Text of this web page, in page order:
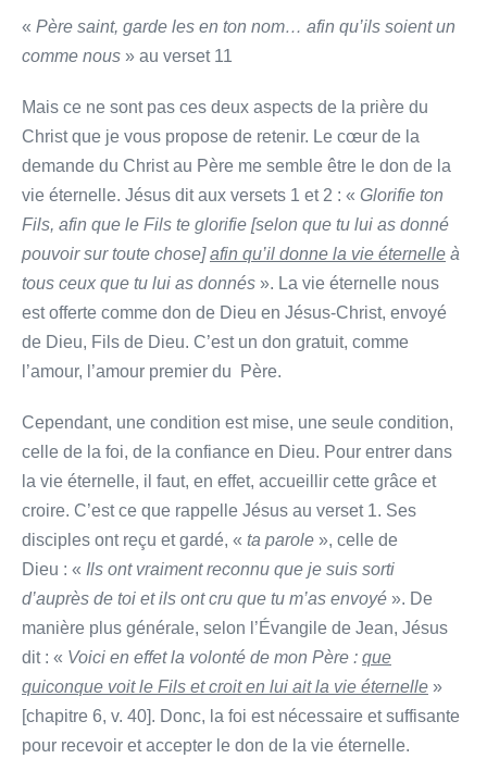
« Père saint, garde les en ton nom… afin qu’ils soient un
comme nous » au verset 11
Mais ce ne sont pas ces deux aspects de la prière du
Christ que je vous propose de retenir. Le cœur de la
demande du Christ au Père me semble être le don de la
vie éternelle. Jésus dit aux versets 1 et 2 : « Glorifie ton
Fils, afin que le Fils te glorifie [selon que tu lui as donné
pouvoir sur toute chose]afin qu’il donne la vie éternelle à
tous ceux que tu lui as donnés ». La vie éternelle nous
est offerte comme don de Dieu en Jésus-Christ, envoyé
de Dieu, Fils de Dieu. C’est un don gratuit, comme
l’amour, l’amour premier du Père.
Cependant, une condition est mise, une seule condition,
celle de la foi, de la confiance en Dieu. Pour entrer dans
la vie éternelle, il faut, en effet, accueillir cette grâce et
croire. C’est ce que rappelle Jésus au verset 1. Ses
disciples ont reçu et gardé, « ta parole », celle de
Dieu : « Ils ont vraiment reconnu que je suis sorti
d’auprès de toi et ils ont cru que tu m’as envoyé ». De
manière plus générale, selon l’Évangile de Jean, Jésus
dit : « Voici en effet la volonté de mon Père : que
quiconque voit le Fils et croit en lui ait la vie éternelle »
[chapitre 6, v. 40]. Donc, la foi est nécessaire et suffisante
pour recevoir et accepter le don de la vie éternelle.